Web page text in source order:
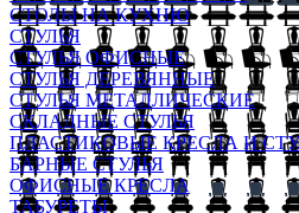
СТОЛЫ НА КУХНЮ
СТУЛЬЯ
СТУЛЬЯ ОФИСНЫЕ
СТУЛЬЯ ДЕРЕВЯННЫЕ
СТУЛЬЯ МЕТАЛЛИЧЕСКИЕ
СКЛАДНЫЕ СТУЛЬЯ
ПЛАСТИКОВЫЕ КРЕСЛА И
БАРНЫЕ СТУЛЬЯ
ОФИСНЫЕ КРЕСЛА
ТАБУРЕТЫ